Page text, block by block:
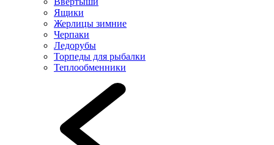
Ящики
Жерлицы зимние
Черпаки
Ледорубы
Торпеды для рыбалки
Теплообменники